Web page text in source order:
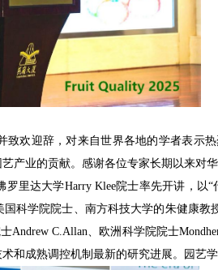
迎辞，对来自世界各地的学者表示
产业的贡献。感谢各位专家长期以来对
达大学Harry Klee院士率先开讲，以
科学院院士、南方科技大学的朱健康
Andrew C.Allan、欧洲科学院院士
和成熟调控机制最新的研究进展。园艺